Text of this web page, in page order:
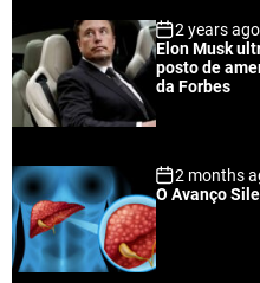
u
a
r
e
n
t
2 years ago
Elon Musk
posto de
da Forbes
2 months
O Avanço